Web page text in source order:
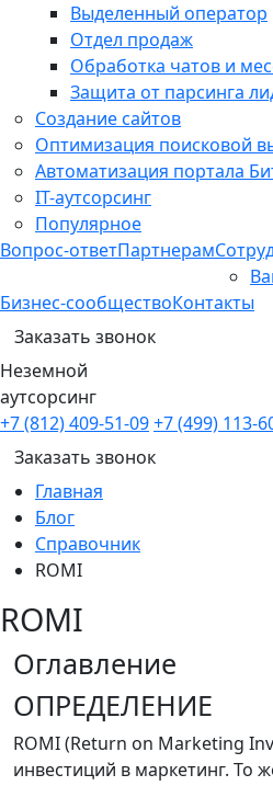
Выделенный оператор
Отдел продаж
Обработка чатов и
Защита от парсинга
Создание сайтов
Оптимизация поисковой
Автоматизация портала
IT-аутсорсинг
Популярное
Вопрос-ответПартнерам
Бизнес-сообществоКонтакты
Заказать звонок
Неземной
аутсорсинг
+7 (812) 409-51-09+7 (499) 113-
Заказать звонок
Главная
Блог
Справочник
ROMI
ROMI
Оглавление
ОПРЕДЕЛЕНИЕ
ROMI (Return on Marketing
инвестиций в маркетинг. То